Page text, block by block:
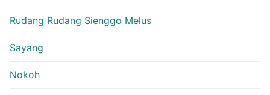
Rudang Rudang Sienggo Melus
Sayang
Nokoh